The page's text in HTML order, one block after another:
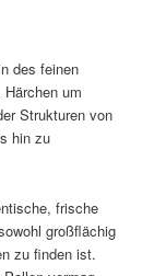
des feinen
um
Strukturen von
hin zu
frische
großflächig
zu finden ist.